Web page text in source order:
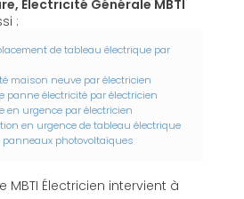
Électricité Générale MBTI
:
de tableau électrique par
maison neuve par électricien
panne électricité par électricien
en urgence par électricien
en urgence de tableau électrique
photovoltaïques
MBTI Électricien intervient à